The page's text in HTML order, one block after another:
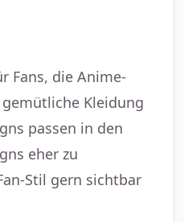
Fans, die Anime-
Kleidung
passen in den
eher zu
Stil gern sichtbar